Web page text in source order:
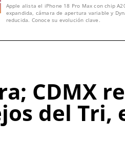
Apple alista el iPhone 18 Pro Max con chip
expandida, cámara de apertura variable y
reducida. Conoce su evolución clave.
CDMX
del Tri,